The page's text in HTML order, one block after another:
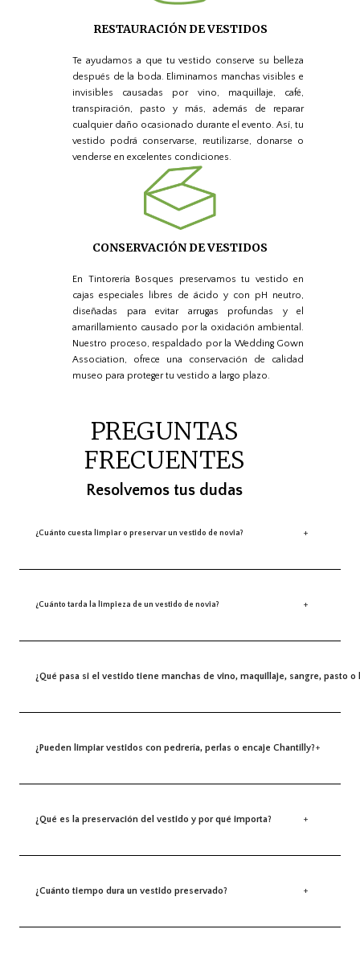
RESTAURACIÓN DE VESTIDOS
Te ayudamos a que tu vestido conserve su belleza
después de la boda. Eliminamos manchas visibles e
invisibles causadas por vino, maquillaje, café,
transpiración, pasto y más, además de reparar
cualquier daño ocasionado durante el evento. Así, tu
vestido podrá conservarse, reutilizarse, donarse o
venderse en excelentes condiciones.
CONSERVACIÓN DE VESTIDOS
En Tintorería Bosques preservamos tu vestido en
cajas especiales libres de ácido y con pH neutro,
diseñadas para evitar arrugas profundas y el
amarillamiento causado por la oxidación ambiental.
Nuestro proceso, respaldado por la Wedding Gown
Association, ofrece una conservación de calidad
museo para proteger tu vestido a largo plazo.
PREGUNTAS
FRECUENTES
Resolvemos tus dudas
¿Cuánto cuesta limpiar o preservar un vestido de novia? +
¿Cuánto tarda la limpieza de un vestido de novia? +
¿Qué pasa si el vestido tiene manchas de vino, maquillaje, sangre, pasto o
¿Pueden limpiar vestidos con pedrería, perlas o encaje Chantilly?+
¿Qué es la preservación del vestido y por qué importa? +
¿Cuánto tiempo dura un vestido preservado? +